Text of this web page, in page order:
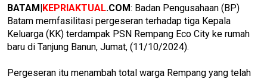
BATAM|KEPRIAKTUAL.COM: Badan Pengusahaan (BP)
Batam memfasilitasi pergeseran terhadap tiga Kepala
Keluarga (KK) terdampak PSN Rempang Eco City ke rumah
baru di Tanjung Banun, Jumat, (11/10/2024).
Pergeseran itu menambah total warga Rempang yang telah